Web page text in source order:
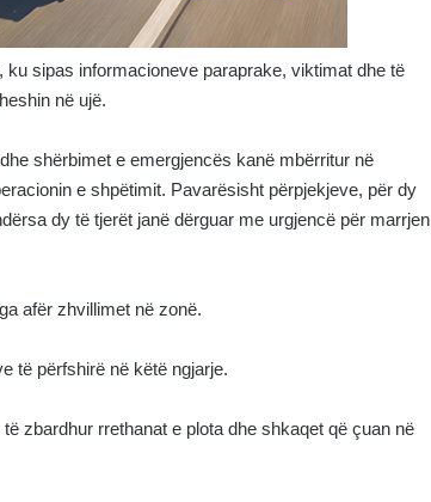
ku sipas informacioneve paraprake, viktimat dhe të
në ujë.
shërbimet e emergjencës kanë mbërritur në
e shpëtimit. Pavarësisht përpjekjeve, për dy
dy të tjerët janë dërguar me urgjencë për marrjen
afër zhvillimet në zonë.
të përfshirë në këtë ngjarje.
zbardhur rrethanat e plota dhe shkaqet që çuan në